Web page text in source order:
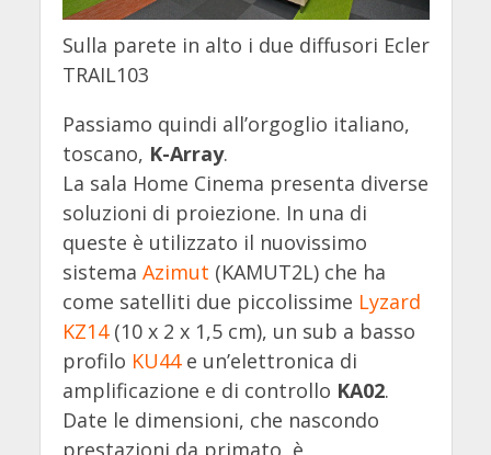
Sulla parete in alto i due diffusori Ecler
TRAIL103
Passiamo quindi all’orgoglio italiano,
toscano, K-Array.
La sala Home Cinema presenta diverse
soluzioni di proiezione. In una di
queste è utilizzato il nuovissimo
sistema Azimut (KAMUT2L) che ha
come satelliti due piccolissime Lyzard
KZ14(10 x 2 x 1,5 cm), un sub a basso
profilo KU44e un’elettronica di
amplificazione e di controllo KA02.
Date le dimensioni, che nascondo
prestazioni da primato, è